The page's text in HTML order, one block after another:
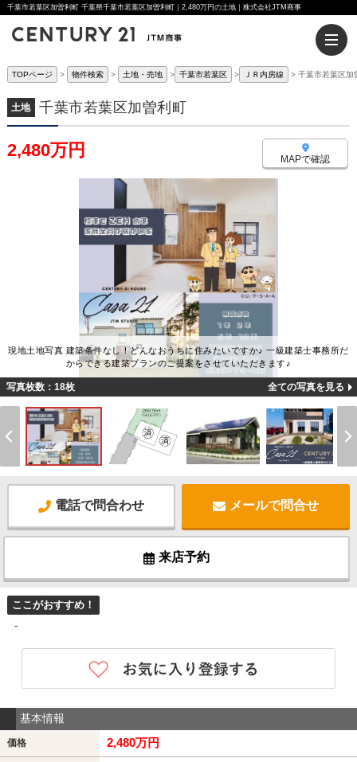
千葉市若葉区加曽利町 千葉県千葉市若葉区加曽利町｜2,480万円の土地｜株式会社JTM商事
TOPページ 物件検索 土地・売地 千葉市若葉区 ＪＲ内房線 千葉市若葉区加
土地 千葉市若葉区加曽利町
2,480万円 MAPで確認
現地土地写真 建築条件なし！どんなおうちに住みたいですか♪ 一級建築士事務所だ
からできる建築プランのご提案をさせていただきます♪
写真枚数：18枚 全ての写真を見る
電話で問合わせ メールで問合せ
来店予約
ここがおすすめ！
-
基本情報
価格 2,480万円